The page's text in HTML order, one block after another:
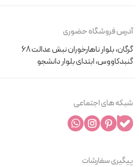
آدرس فروشگاه حضوری
گرگان، بلوار ناهارخوران نبش عدالت 68
گنبدکاووس، ابتدای بلوار دانشجو
شبکه های اجتماعی
پیگیری سفارشات